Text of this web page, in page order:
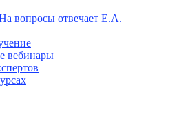
вопросы отвечает Е.А.
вебинары